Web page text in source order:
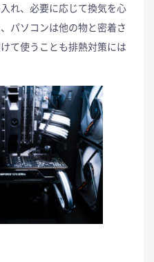
れ、必要に応じて換気を心
パソコンは他の物と密着さ
て使うことも排熱対策には